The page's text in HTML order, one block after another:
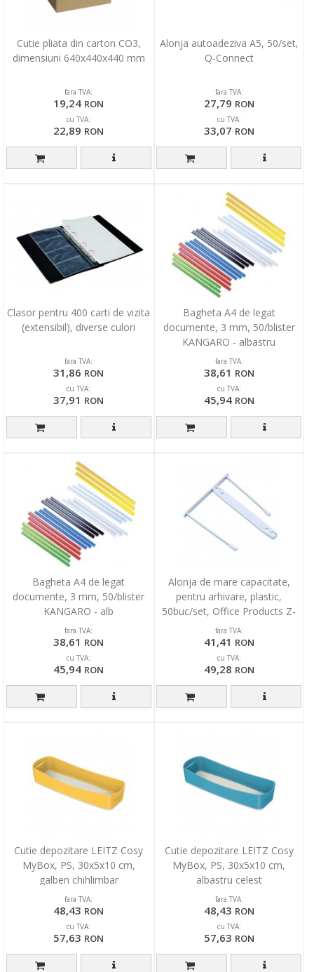
Cutie pliata din carton CO3,
dimensiuni 640x440x440 mm
fara TVA:
19,24 RON
cu TVA:
22,89 RON
Alonja autoadeziva A5, 50/set,
Q-Connect
fara TVA:
27,79 RON
cu TVA:
33,07 RON
Clasor pentru 400 carti de vizita
(extensibil), diverse culori
fara TVA:
31,86 RON
cu TVA:
37,91 RON
Bagheta A4 de legat
documente, 3 mm, 50/blister
KANGARO - albastru
fara TVA:
38,61 RON
cu TVA:
45,94 RON
Bagheta A4 de legat
documente, 3 mm, 50/blister
KANGARO - alb
fara TVA:
38,61 RON
cu TVA:
45,94 RON
Alonja de mare capacitate,
pentru arhivare, plastic,
50buc/set, Office Products Z-
Clip - alba
fara TVA:
41,41 RON
cu TVA:
49,28 RON
Cutie depozitare LEITZ Cosy
MyBox, PS, 30x5x10 cm,
galben chihlimbar
fara TVA:
48,43 RON
cu TVA:
57,63 RON
Cutie depozitare LEITZ Cosy
MyBox, PS, 30x5x10 cm,
albastru celest
fara TVA:
48,43 RON
cu TVA:
57,63 RON